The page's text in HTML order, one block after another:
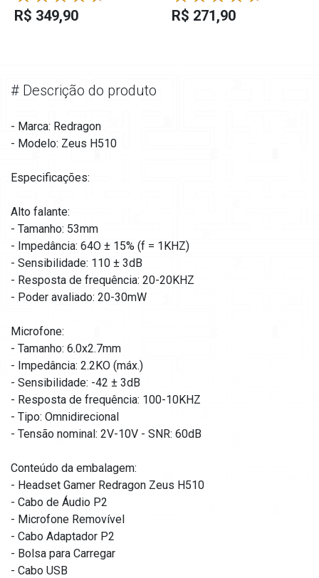
R$ 349,90 R$ 271,90
# Descrição do produto
- Marca: Redragon
- Modelo: Zeus H510
Especificações:
Alto falante:
- Tamanho: 53mm
- Impedância: 64O ± 15% (f = 1KHZ)
- Sensibilidade: 110 ± 3dB
- Resposta de frequência: 20-20KHZ
- Poder avaliado: 20-30mW
Microfone:
- Tamanho: 6.0x2.7mm
- Impedância: 2.2KO (máx.)
- Sensibilidade: -42 ± 3dB
- Resposta de frequência: 100-10KHZ
- Tipo: Omnidirecional
- Tensão nominal: 2V-10V - SNR: 60dB
Conteúdo da embalagem:
- Headset Gamer Redragon Zeus H510
- Cabo de Áudio P2
- Microfone Removível
- Cabo Adaptador P2
- Bolsa para Carregar
- Cabo USB